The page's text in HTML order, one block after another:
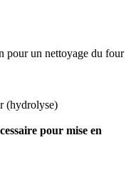
pour un nettoyage du four
(hydrolyse)
pour mise en